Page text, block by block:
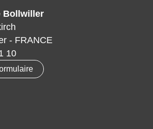
Bollwiller
- FRANCE
10